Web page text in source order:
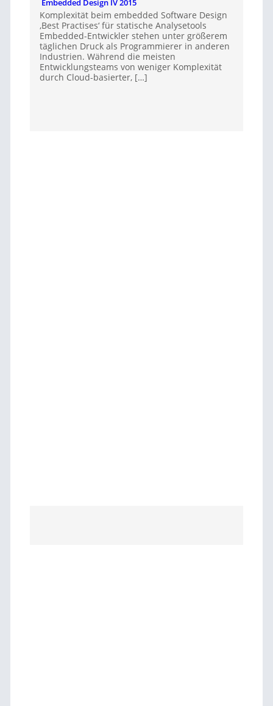
Komplexität beim embedded Software Design
‚Best Practises‘ für statische Analysetools
Embedded-Entwickler stehen unter größerem
täglichen Druck als Programmierer in anderen
Industrien. Während die meisten
Entwicklungsteams von weniger Komplexität
durch Cloud-basierter, […]